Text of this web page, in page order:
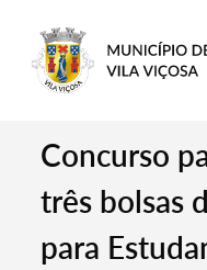
Concurso
três bolsas
para